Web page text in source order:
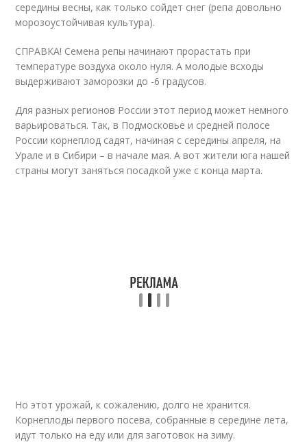
середины весны, как только сойдет снег (репа довольно
морозоустойчивая культура).
СПРАВКА! Семена репы начинают прорастать при
температуре воздуха около нуля. А молодые всходы
выдерживают заморозки до -6 градусов.
Для разных регионов России этот период может немного
варьироваться. Так, в Подмосковье и средней полосе
России корнеплод садят, начиная с середины апреля, на
Урале и в Сибири – в начале мая. А вот жители юга нашей
страны могут заняться посадкой уже с конца марта.
Но этот урожай, к сожалению, долго не хранится.
Корнеплоды первого посева, собранные в середине лета,
идут только на еду или для заготовок на зиму.